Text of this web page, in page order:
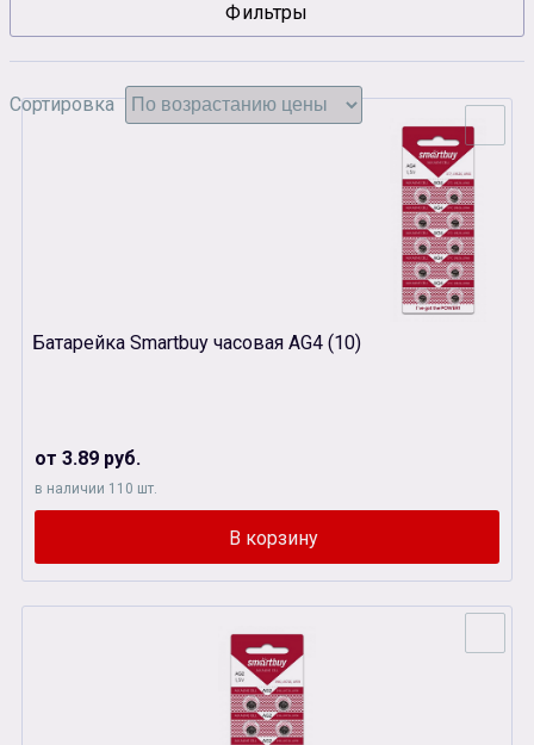
Сувенирная продукция Зарядные устройства
Аксессуары
Фильтры
Сортировка
Батарейка Smartbuy часовая AG4 (10)
от 3.89 руб.
в наличии 110 шт.